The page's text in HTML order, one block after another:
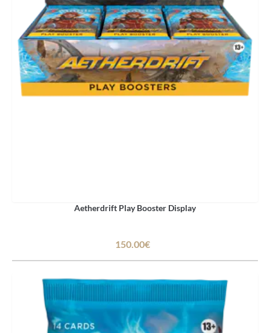
Aetherdrift Play Booster Display
150.00€